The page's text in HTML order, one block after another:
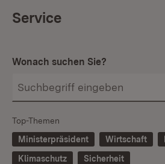
Service
Wonach suchen Sie?
Top-Themen
Ministerpräsident
Wirtschaft
Klimaschutz
Sicherheit